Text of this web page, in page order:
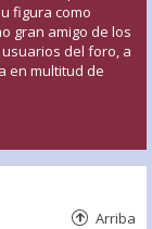
figura como
gran amigo de los
del foro, a
en multitud de
Arriba